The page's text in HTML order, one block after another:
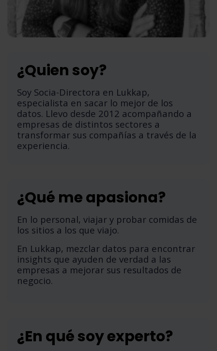
¿Quien soy?
Soy Socia-Directora en Lukkap,
especialista en sacar lo mejor de los
datos. Llevo desde 2012 acompañando a
empresas de distintos sectores a
transformar sus compañías a través de la
experiencia.
¿Qué me apasiona?
En lo personal, viajar y probar comidas de
los sitios a los que viajo.
En Lukkap, mezclar datos para encontrar
insights que ayuden de verdad a las
empresas a mejorar sus resultados de
negocio.
¿En qué soy experto?